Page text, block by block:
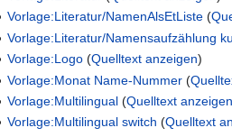
Vorlage:Literatur/NamenAlsEtListe (
Vorlage:Literatur/Namensaufzählung
Vorlage:Logo (Quelltext anzeigen)
Vorlage:Monat Name-Nummer (
Vorlage:Multilingual (Quelltext
Vorlage:Multilingual switch (Quelltext